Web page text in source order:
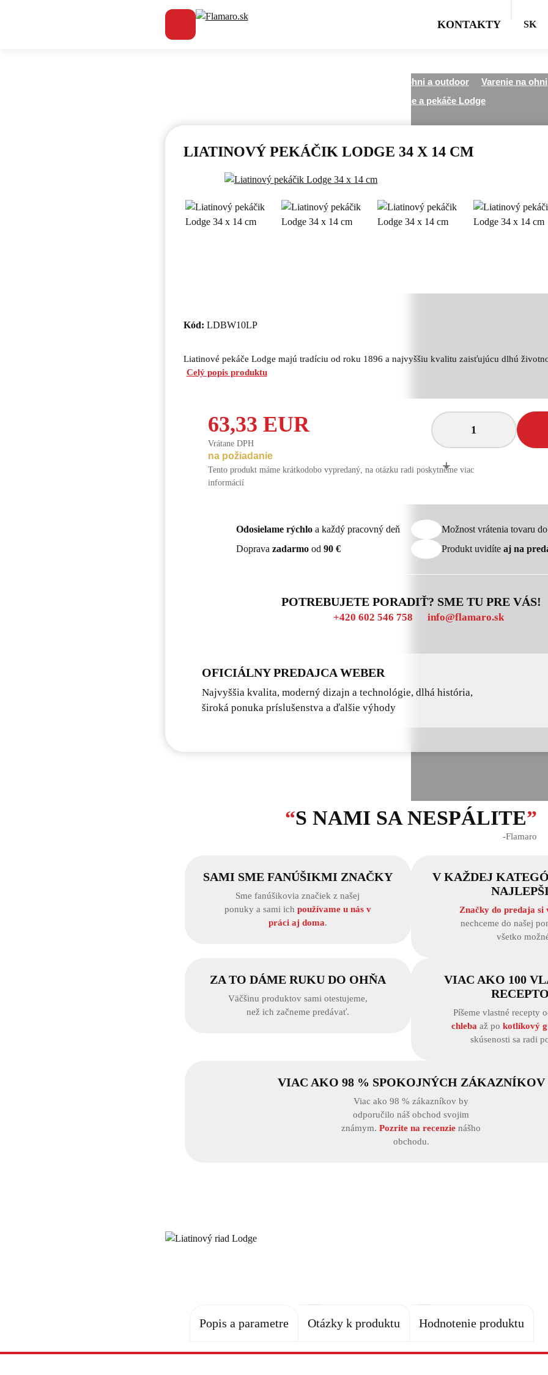
KONTAKTY SK
Varenie na ohni a outdoor
Varenie na ohni
Liatinové platne a pekáče Lodge
LIATINOVÝ PEKÁČIK LODGE 34 X 14 CM
Kód: LDBW10LP
Liatinové pekáče Lodge majú tradíciu od roku 1896 a najvyššiu kvalitu zaisťujúcu dlhú
Celý popis produktu
63,33 EUR
Vrátane DPH
-
+
na požiadanie
Tento produkt máme krátkodobo vypredaný, na otázku radi poskytneme viac
informácií
Odosielame rýchloa každý pracovný deň
Možnost vrátenia tovaru
Doprava zadarmood 90 € Produkt uvidíte aj na
POTREBUJETE PORADIŤ? SME TU PRE VÁS!
+420 602 546 758 info@flamaro.sk
OFICIÁLNY PREDAJCA WEBER
Najvyššia kvalita, moderný dizajn a technológie, dlhá história,
široká ponuka príslušenstva a ďalšie výhody
“S NAMI SA NESPÁLITE”
‐Flamaro
SAMI SME FANÚŠIKMI ZNAČKY
Sme fanúšikovia značiek z našej
ponuky a sami ich používame u nás v
práci aj doma.
V KAŽDEJ
Značky do predaja si
nechceme do našej
všetko
ZA TO DÁME RUKU DO OHŇA
Väčšinu produktov sami otestujeme,
než ich začneme predávať.
VIAC AKO 100
Píšeme vlastné recepty
chleba až pokotlíkový
skúsenosti sa radi
VIAC AKO 98 % SPOKOJNÝCH ZÁKAZNÍKOV
Viac ako 98 % zákazníkov by
odporučilo náš obchod svojim
známym. Pozrite na recenzie nášho
obchodu.
Popis a parametre Otázky k produktu Hodnotenie produktu